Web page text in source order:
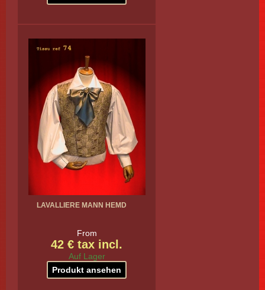
LAVALLIERE MANN HEMD
From
42 € tax incl.
Auf Lager
Produkt ansehen